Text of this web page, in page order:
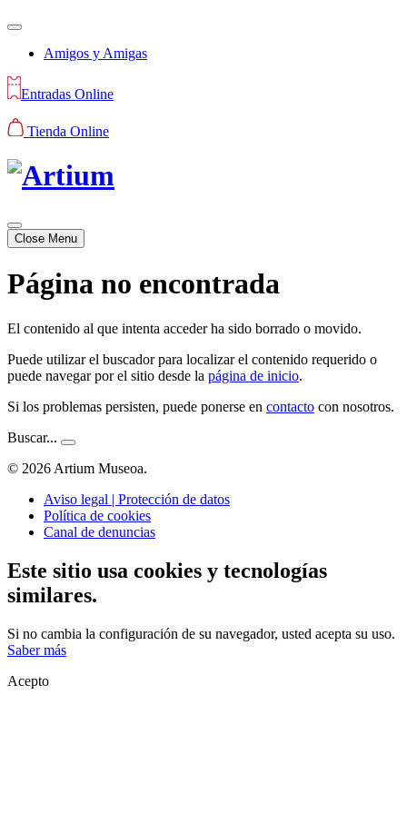
Amigos y Amigas
Entradas Online
Tienda Online
Close Menu
Página no encontrada
El contenido al que intenta acceder ha sido borrado o movido.
Puede utilizar el buscador para localizar el contenido requerido o
puede navegar por el sitio desde la página de inicio.
Si los problemas persisten, puede ponerse en contacto con nosotros.
Buscar...
© 2026 Artium Museoa.
Aviso legal | Protección de datos
Política de cookies
Canal de denuncias
Este sitio usa cookies y tecnologías
similares.
Si no cambia la configuración de su navegador, usted acepta su uso.
Saber más
Acepto